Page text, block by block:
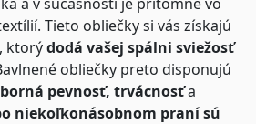
Tieto obliečky si vás získajú
ktorýdodá vašej spálni sviežosť
obliečky preto disponujú
pevnosť, trvácnosťa
niekoľkonásobnom praní sú